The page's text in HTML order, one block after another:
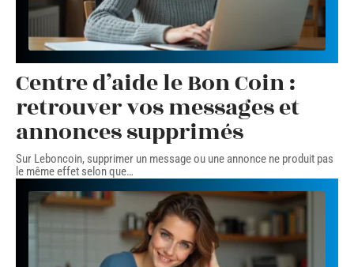
Centre d’aide le Bon Coin :
retrouver vos messages et
annonces supprimés
Sur Leboncoin, supprimer un message ou une annonce ne produit pas
le même effet selon que…